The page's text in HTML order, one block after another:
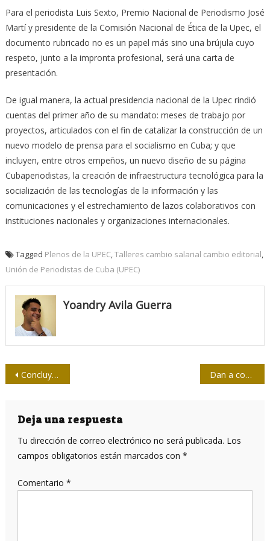
Para el periodista Luis Sexto, Premio Nacional de Periodismo José
Martí y presidente de la Comisión Nacional de Ética de la Upec, el
documento rubricado no es un papel más sino una brújula cuyo
respeto, junto a la impronta profesional, será una carta de
presentación.
De igual manera, la actual presidencia nacional de la Upec rindió
cuentas del primer año de su mandato: meses de trabajo por
proyectos, articulados con el fin de catalizar la construcción de un
nuevo modelo de prensa para el socialismo en Cuba; y que
incluyen, entre otros empeños, un nuevo diseño de su página
Cubaperiodistas, la creación de infraestructura tecnológica para la
socialización de las tecnologías de la información y las
comunicaciones y el estrechamiento de lazos colaborativos con
instituciones nacionales y organizaciones internacionales.
Tagged Plenos de la UPEC,Talleres cambio salarial cambio editorial,
Unión de Periodistas de Cuba (UPEC)
Yoandry Avila Guerra
Navegación
entradas
Concluye coloquio de la prensa escrita en Camagüey Dan a conocer ganadores del Concurso José González Barros
Deja una respuesta
Tu dirección de correo electrónico no será publicada. Los
campos obligatorios están marcados con *
Comentario *